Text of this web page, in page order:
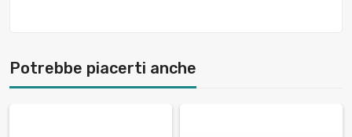
Potrebbe piacerti anche